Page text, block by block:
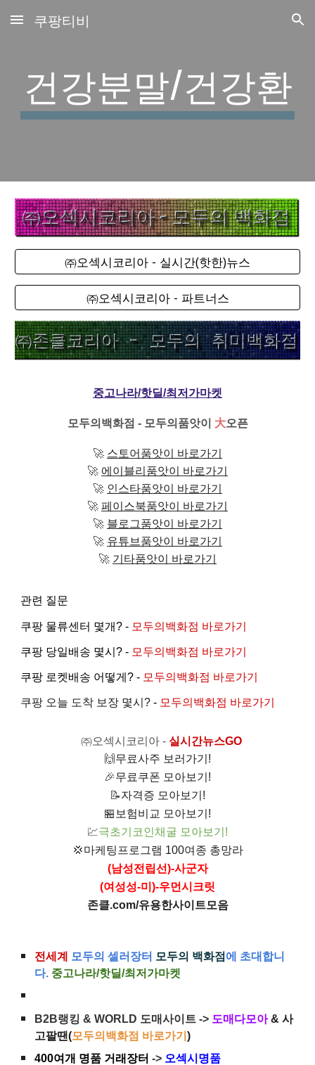
Skip to main content Skip to navigation
쿠팡티비
건강분말/건강환
㈜오섹시코리아 - 실시간(핫한)뉴스
㈜오섹시코리아 - 파트너스
중고나라/핫딜/최저가마켓
모두의백화점 - 모두의품앗이 大오픈
🚀 스토어품앗이 바로가기
🚀 에이블리품앗이 바로가기
🚀 인스타품앗이 바로가기
🚀 페이스북품앗이 바로가기
🚀 블로그품앗이 바로가기
🚀 유튜브품앗이 바로가기
🚀 기타품앗이 바로가기
관련 질문
쿠팡 물류센터 몇개? - 모두의백화점 바로가기
쿠팡 당일배송 몇시? - 모두의백화점 바로가기
쿠팡 로켓배송 어떻게? - 모두의백화점 바로가기
쿠팡 오늘 도착 보장 몇시? - 모두의백화점 바로가기
㈜오섹시코리아- 실시간뉴스GO
🙌 무료사주 보러가기!
🎉무료쿠폰 모아보기!
📝자격증 모아보기!
🏪 보험비교 모아보기!
💹극초기코인채굴 모아보기!
💢마케팅프로그램 100여종 총망라
(남성전립선)-사군자
(여성성-미)-우먼시크릿
존클.com/유용한사이트모음
전세계 모두의 셀러장터 모두의 백화점 에 초대합니
다. 중고나라/핫딜/최저가마켓
B2B랭킹 & WORLD 도매사이트 -> 도매다모아 & 사
고팔땐(모두의백화점 바로가기)
400여개 명품 거래장터 -> 오섹시명품